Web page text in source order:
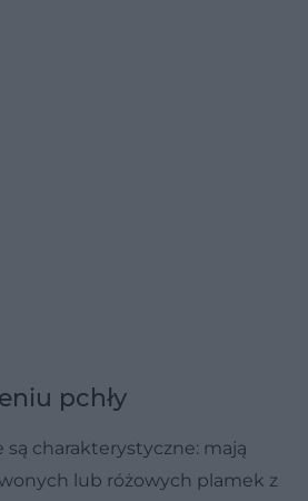
pchły
są charakterystyczne: mają
lub różowych plamek z